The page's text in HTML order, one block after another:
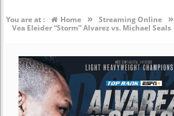
You are at : Home » Streaming Online »
Vea Eleider “Storm” Alvarez vs. Michael Seals